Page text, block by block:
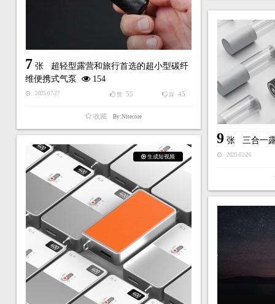
7 张 超轻型露营和旅行首选的超小型碳纤
维便携式气泵
154
2025-07-27 踩 45
赞 55
收藏 By:Nitecore
9张 三合一
2025-02-26
生成短视频